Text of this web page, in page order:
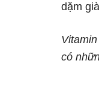
dặm
có